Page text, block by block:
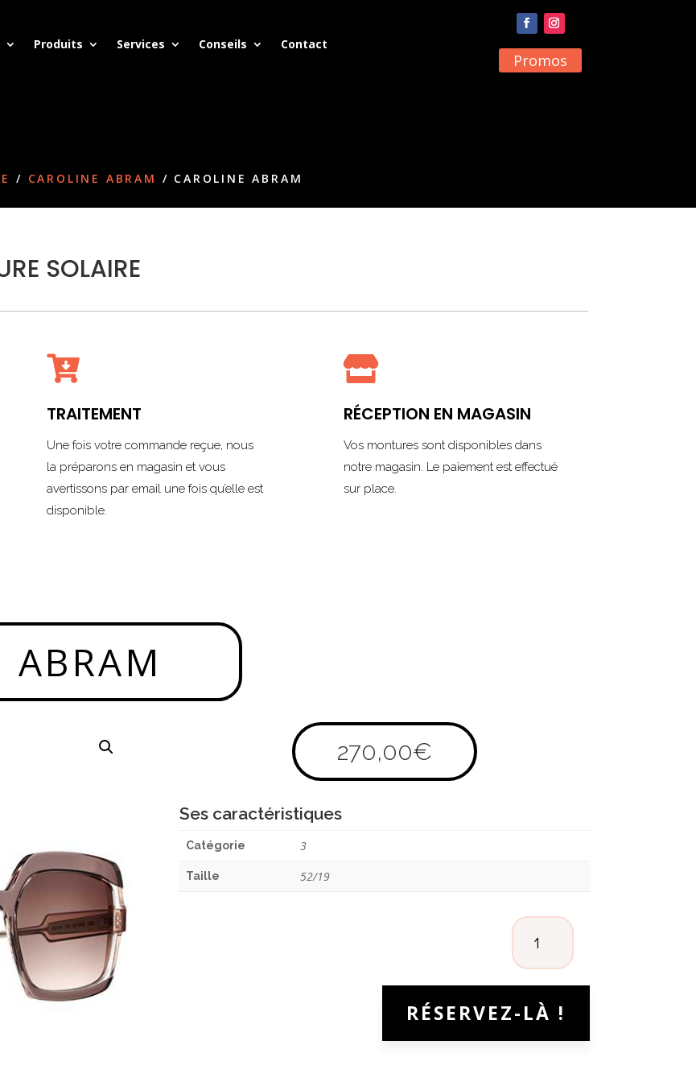
Produits Services Conseils Contact
Promos
/ CAROLINE ABRAM / CAROLINE ABRAM
SOLAIRE

TRAITEMENT
Une fois votre commande reçue, nous
la préparons en magasin et vous
avertissons par email une fois qu’elle est
disponible.

RÉCEPTION EN MAGASIN
Vos montures sont disponibles dans
notre magasin. Le paiement est effectué
sur place.
ABRAM
270,00€
Ses caractéristiques
Catégorie 3
Taille 52/19
QUANTITÉ
CAROLINE
RÉSERVEZ-LÀ !